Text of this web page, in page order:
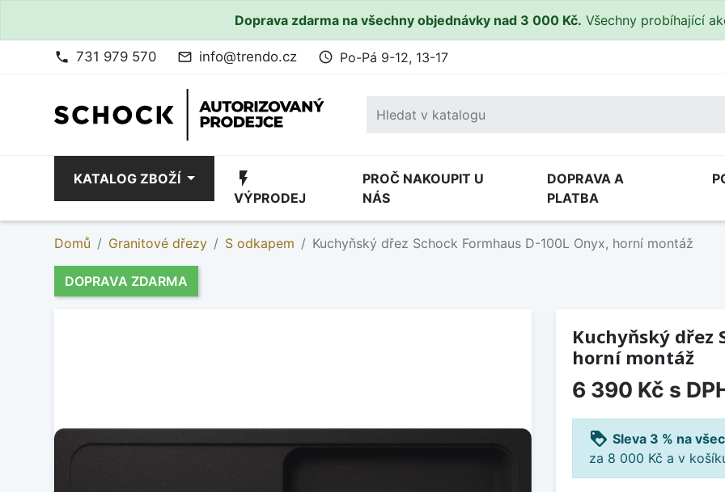
Doprava zdarma na všechny objednávky nad 3 000 Kč. Všechny probíhající
phone 731 979 570 mail_outline info@trendo.cz access_time Po-Pá 9-12, 13-17
KATALOG ZBOŽÍ flash_on
VÝPRODEJ
PROČ NAKOUPIT U
NÁS
DOPRAVA A
PLATBA
Domů Granitové dřezy S odkapem Kuchyňský dřez Schock Formhaus D-100L Onyx, horní montáž
DOPRAVA ZDARMA
Kuchyňský dřez
horní montáž
6 390 Kč s
loyalty Sleva 3 % na
za 8 000 Kč a v